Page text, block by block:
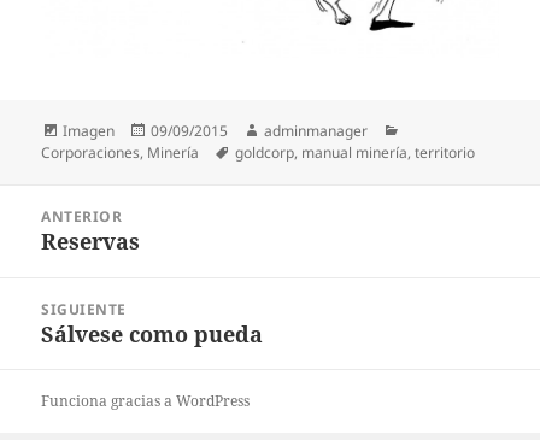
Formato
Imagen
Publicado
el
09/09/2015 Autor
adminmanager
Corporaciones, Minería Etiquetas
goldcorp, manual minería,territorio
entradas
ANTERIOR
Entrada
Reservas
SIGUIENTE
Entrada
Sálvese como pueda
Funciona gracias a WordPress